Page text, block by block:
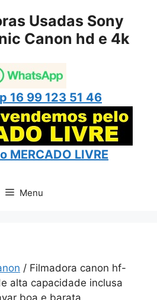
Usadas Sony
Canon hd e 4k
16 99 123 51 46
MERCADO LIVRE
Menu
/ Filmadora canon hf-
alta capacidade inclusa
boa e barata